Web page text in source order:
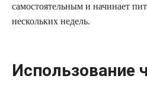
самостоятельным и начинает
нескольких недель.
Использование